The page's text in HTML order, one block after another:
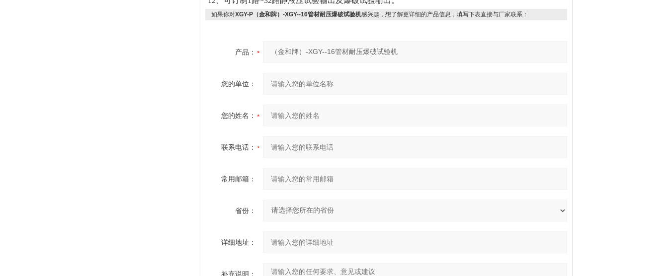
如果你对XGY-P（金和牌）-XGY--16管材耐压爆破试验机感兴趣，想了解更详细的产品信息，填写下表直接与厂家联系：
产品：
您的单位：
您的姓名：
联系电话：
常用邮箱：
省份：
详细地址：
补充说明：